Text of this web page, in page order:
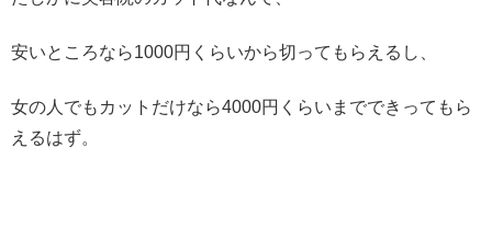
安いところなら1000円くらいから切ってもらえるし、
女の人でもカットだけなら4000円くらいまでできってもら
えるはず。